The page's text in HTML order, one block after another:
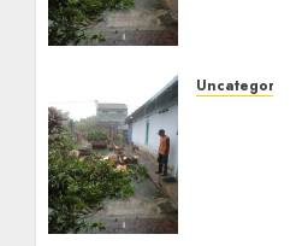
Mantrijeron
Uncategorized